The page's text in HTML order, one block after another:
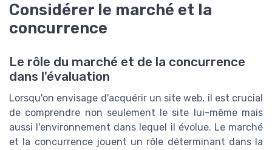
Considérer le marché et la
concurrence
Le rôle du marché et de la concurrence
dans l'évaluation
Lorsqu'on envisage d'acquérir un site web, il est crucial
de comprendre non seulement le site lui-même mais
aussi l'environnement dans lequel il évolue. Le marché
et la concurrence jouent un rôle déterminant dans la